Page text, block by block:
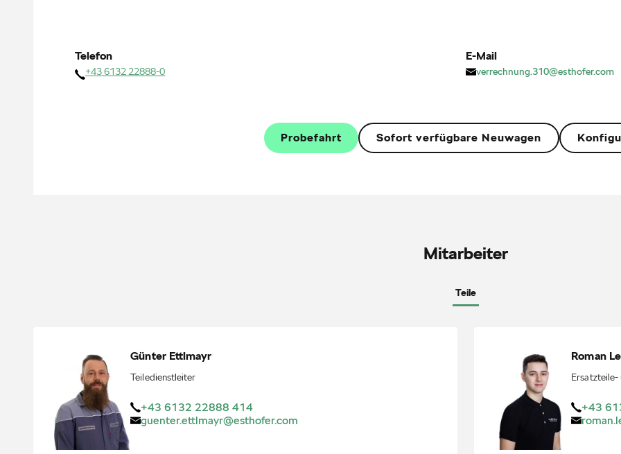
Telefon
+43 6132 22888-0
E-Mail
verrechnung.310@esthofer.com
Probefahrt Sofort verfügbare Neuwagen
Mitarbeiter
Teile
Günter Ettlmayr
Teiledienstleiter
+43 6132 22888 414
guenter.ettlmayr@esthofer.com
Roman
+43